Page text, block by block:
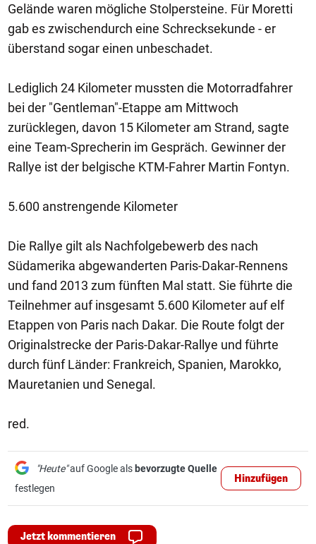
Gelände waren mögliche Stolpersteine. Für Moretti
gab es zwischendurch eine Schrecksekunde - er
überstand sogar einen unbeschadet.
Lediglich 24 Kilometer mussten die Motorradfahrer
bei der "Gentleman"-Etappe am Mittwoch
zurücklegen, davon 15 Kilometer am Strand, sagte
eine Team-Sprecherin im Gespräch. Gewinner der
Rallye ist der belgische KTM-Fahrer Martin Fontyn.
5.600 anstrengende Kilometer
Die Rallye gilt als Nachfolgebewerb des nach
Südamerika abgewanderten Paris-Dakar-Rennens
und fand 2013 zum fünften Mal statt. Sie führte die
Teilnehmer auf insgesamt 5.600 Kilometer auf elf
Etappen von Paris nach Dakar. Die Route folgt der
Originalstrecke der Paris-Dakar-Rallye und führte
durch fünf Länder: Frankreich, Spanien, Marokko,
Mauretanien und Senegal.
red.
"Heute"auf Google als bevorzugte Quelle
festlegen
Hinzufügen
Jetzt kommentieren